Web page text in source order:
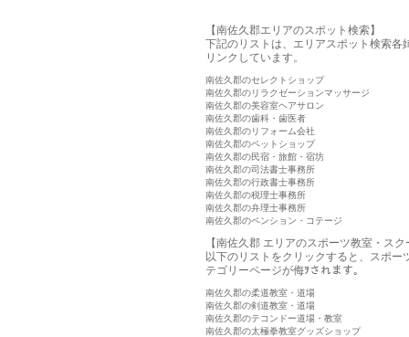
【南佐久郡エリアのスポット検索】
下記のリストは、エリアスポット検索各
リンクしています。
南佐久郡のセレクトショップ
南佐久郡のリラクゼーションマッサージ
南佐久郡の美容室ヘアサロン
南佐久郡の歯科・歯医者
南佐久郡のリフォーム会社
南佐久郡のペットショップ
南佐久郡の民宿・旅館・宿坊
南佐久郡の司法書士事務所
南佐久郡の行政書士事務所
南佐久郡の税理士事務所
南佐久郡の弁理士事務所
南佐久郡のペンション・コテージ
【南佐久郡 エリアのスポーツ教室・ス
以下のリストをクリックすると、スポ
テゴリーページが侮ｦされます。
南佐久郡の柔道教室・道場
南佐久郡の剣道教室・道場
南佐久郡のテコンドー道場・教室
南佐久郡の太極拳教室グッズショップ